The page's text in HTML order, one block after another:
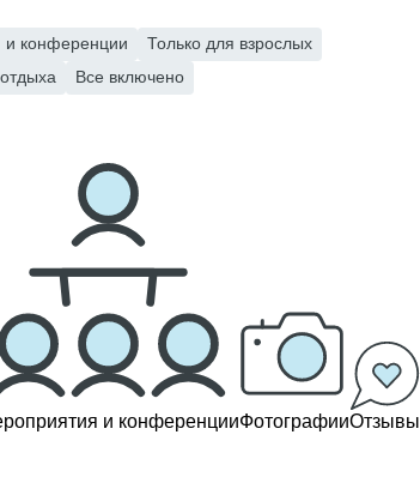
и конференции
Только для взрослых
Все включено
и конференцииФотографииОтзывы